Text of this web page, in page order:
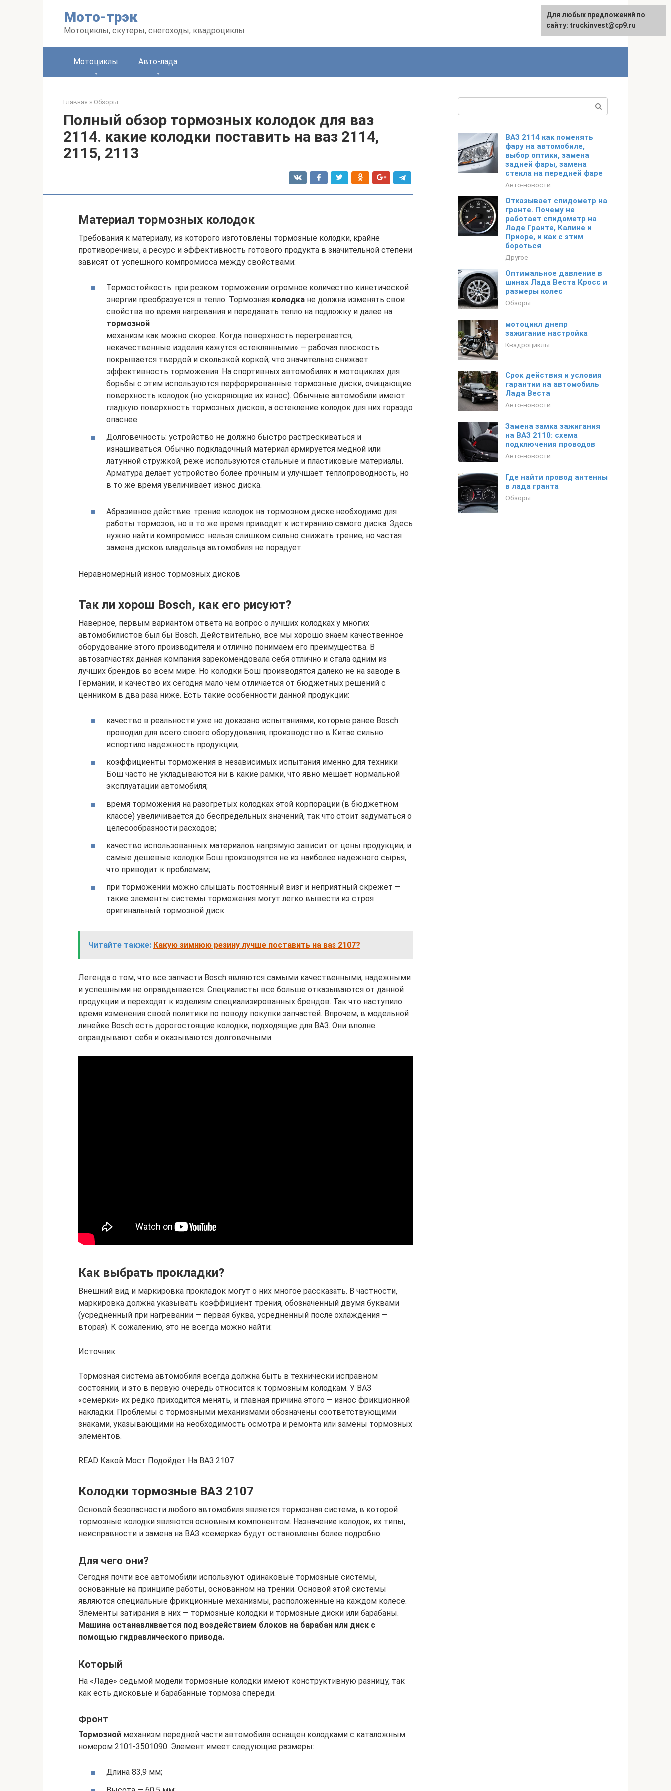
Мото-трэк
Мотоциклы, скутеры, снегоходы, квадроциклы
English
Мотоциклы Авто-лада
Главная » Обзоры
Полный обзор тормозных колодок для ваз
2114. какие колодки поставить на ваз 2114,
2115, 2113
Материал тормозных колодок
Требования к материалу, из которого изготовлены тормозные колодки, крайне
противоречивы, а ресурс и эффективность готового продукта в значительной степени
зависят от успешного компромисса между свойствами:
Термостойкость: при резком торможении огромное количество кинетической
энергии преобразуется в тепло. Тормозная колодка не должна изменять свои
свойства во время нагревания и передавать тепло на подложку и далее на
тормозной
механизм как можно скорее. Когда поверхность перегревается,
некачественные изделия кажутся «стеклянными» — рабочая плоскость
покрывается твердой и скользкой коркой, что значительно снижает
эффективность торможения. На спортивных автомобилях и мотоциклах для
борьбы с этим используются перфорированные тормозные диски, очищающие
поверхность колодок (но ускоряющие их износ). Обычные автомобили имеют
гладкую поверхность тормозных дисков, а остекление колодок для них гораздо
опаснее.
Долговечность: устройство не должно быстро растрескиваться и
изнашиваться. Обычно подкладочный материал армируется медной или
латунной стружкой, реже используются стальные и пластиковые материалы.
Арматура делает устройство более прочным и улучшает теплопроводность, но
в то же время увеличивает износ диска.
Абразивное действие: трение колодок на тормозном диске необходимо для
работы тормозов, но в то же время приводит к истиранию самого диска. Здесь
нужно найти компромисс: нельзя слишком сильно снижать трение, но частая
замена дисков владельца автомобиля не порадует.
Неравномерный износ тормозных дисков
Так ли хорош Bosch, как его рисуют?
Наверное, первым вариантом ответа на вопрос о лучших колодках у многих
автомобилистов был бы Bosch. Действительно, все мы хорошо знаем качественное
оборудование этого производителя и отлично понимаем его преимущества. В
автозапчастях данная компания зарекомендовала себя отлично и стала одним из
лучших брендов во всем мире. Но колодки Бош производятся далеко не на заводе в
Германии, и качество их сегодня мало чем отличается от бюджетных решений с
ценником в два раза ниже. Есть такие особенности данной продукции:
качество в реальности уже не доказано испытаниями, которые ранее Bosch
проводил для всего своего оборудования, производство в Китае сильно
испортило надежность продукции;
коэффициенты торможения в независимых испытания именно для техники
Бош часто не укладываются ни в какие рамки, что явно мешает нормальной
эксплуатации автомобиля;
время торможения на разогретых колодках этой корпорации (в бюджетном
классе) увеличивается до беспредельных значений, так что стоит задуматься о
целесообразности расходов;
качество использованных материалов напрямую зависит от цены продукции, и
самые дешевые колодки Бош производятся не из наиболее надежного сырья,
что приводит к проблемам;
при торможении можно слышать постоянный визг и неприятный скрежет —
такие элементы системы торможения могут легко вывести из строя
оригинальный тормозной диск.
Читайте также: Какую зимнюю резину лучше поставить на ваз 2107?
Легенда о том, что все запчасти Bosch являются самыми качественными, надежными
и успешными не оправдывается. Специалисты все больше отказываются от данной
продукции и переходят к изделиям специализированных брендов. Так что наступило
время изменения своей политики по поводу покупки запчастей. Впрочем, в модельной
линейке Bosch есть дорогостоящие колодки, подходящие для ВАЗ. Они вполне
оправдывают себя и оказываются долговечными.
Как выбрать прокладки?
Внешний вид и маркировка прокладок могут о них многое рассказать. В частности,
маркировка должна указывать коэффициент трения, обозначенный двумя буквами
(усредненный при нагревании — первая буква, усредненный после охлаждения —
вторая). К сожалению, это не всегда можно найти:
Источник
Тормозная система автомобиля всегда должна быть в технически исправном
состоянии, и это в первую очередь относится к тормозным колодкам. У ВАЗ
«семерки» их редко приходится менять, и главная причина этого — износ фрикционной
накладки. Проблемы с тормозными механизмами обозначены соответствующими
знаками, указывающими на необходимость осмотра и ремонта или замены тормозных
элементов.
READ Какой Мост Подойдет На ВАЗ 2107
Колодки тормозные ВАЗ 2107
Основой безопасности любого автомобиля является тормозная система, в которой
тормозные колодки являются основным компонентом. Назначение колодок, их типы,
неисправности и замена на ВАЗ «семерка» будут остановлены более подробно.
Для чего они?
Сегодня почти все автомобили используют одинаковые тормозные системы,
основанные на принципе работы, основанном на трении. Основой этой системы
являются специальные фрикционные механизмы, расположенные на каждом колесе.
Элементы затирания в них — тормозные колодки и тормозные диски или барабаны.
Машина останавливается под воздействием блоков на барабан или диск с
помощью гидравлического привода.
Который
На «Ладе» седьмой модели тормозные колодки имеют конструктивную разницу, так
как есть дисковые и барабанные тормоза спереди.
Фронт
Тормозной механизм передней части автомобиля оснащен колодками с каталожным
номером 2101-3501090. Элемент имеет следующие размеры:
Длина 83,9 мм;
ВАЗ 2114 как поменять
фару на автомобиле,
выбор оптики, замена
задней фары, замена
стекла на передней фаре
Авто-новости
Отказывает спидометр на
гранте. Почему не
работает спидометр на
Ладе Гранте, Калине и
Приоре, и как с этим
бороться
Другое
Оптимальное давление в
шинах Лада Веста Кросс и
размеры колес
Обзоры
мотоцикл днепр
зажигание настройка
Квадроциклы
Срок действия и условия
гарантии на автомобиль
Лада Веста
Авто-новости
Замена замка зажигания
на ВАЗ 2110: схема
подключения проводов
Авто-новости
Где найти провод антенны
в лада гранта
Обзоры
Для любых предложений по
сайту: truckinvest@cp9.ru